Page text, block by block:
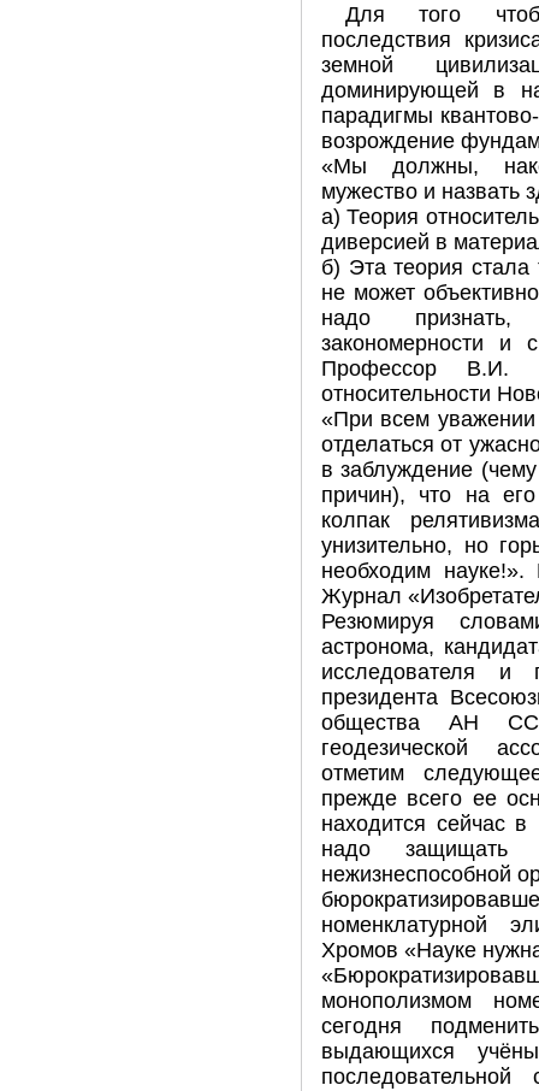
Для того
последствия
земной
доминирующей в
парадигмы
возрождение
«Мы должны,
мужество и назвать
а) Теория
диверсией в
б) Эта теория
не может
надо
закономерности и
Профессор В.И.
относительности
«При всем уважении
отделаться от
в заблуждение
причин), что на
колпак
унизительно, но
необходим
Журнал
Резюмируя
астронома,
исследователя и
президента
общества АН
геодезической
отметим
прежде всего ее
находится сейчас в
надо
нежизнеспособной
номенклатурной
Хромов «Науке
монополизмом
сегодня
выдающихся